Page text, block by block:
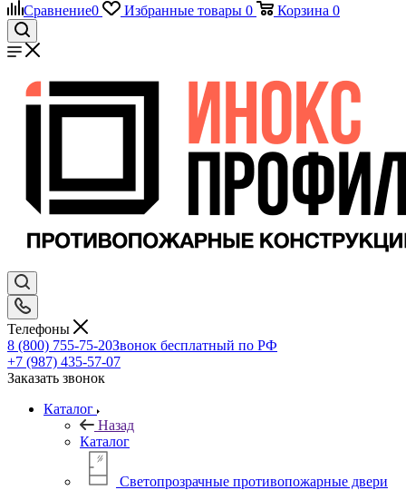
Сравнение0 Избранные товары 0 Корзина 0
Телефоны
8 (800) 755-75-20Звонок бесплатный по РФ
+7 (987) 435-57-07
Заказать звонок
Каталог
Назад
Каталог
Светопрозрачные противопожарные двери